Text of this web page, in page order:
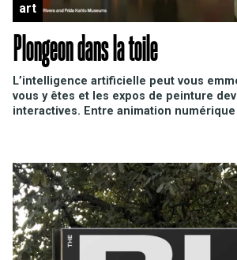
art
Plongeon dans la toile
L’intelligence artificielle peut vous
vous y êtes et les expos de peinture
interactives. Entre animation